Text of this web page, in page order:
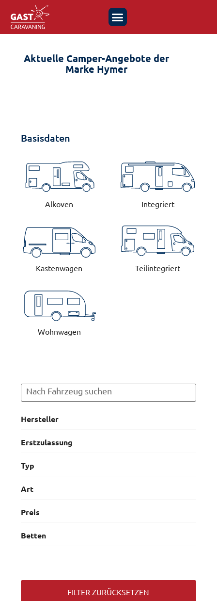
Aktuelle Camper-Angebote der
Marke Hymer
Basisdaten
Alkoven Integriert
Kastenwagen Teilintegriert
Wohnwagen
Hersteller
Erstzulassung
Typ
Art
Preis
Aktion
Betten
FILTER ZURÜCKSETZEN